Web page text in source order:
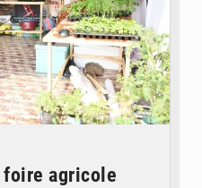
foire agricole